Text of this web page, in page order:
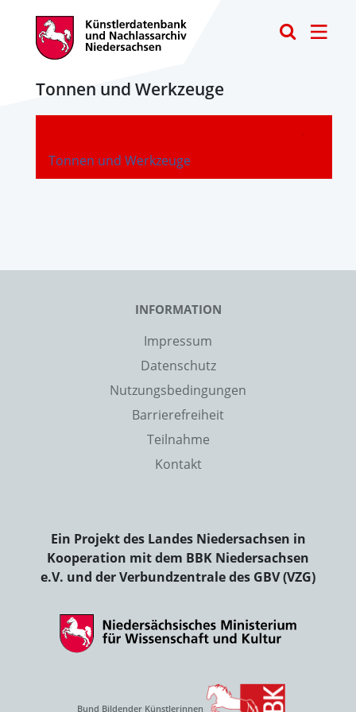
Tonnen und Werkzeuge
Tonnen und Werkzeuge
-
INFORMATION
Impressum
Datenschutz
Nutzungsbedingungen
Barrierefreiheit
Teilnahme
Kontakt
Ein Projekt des Landes Niedersachsen in
Kooperation mit dem BBK Niedersachsen
e.V. und der Verbundzentrale des GBV (VZG)
Bund Bildender Künstlerinnen